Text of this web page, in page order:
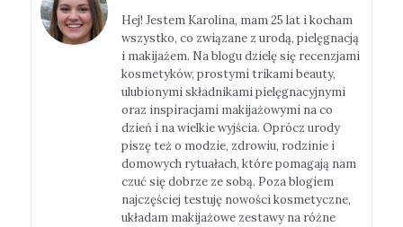
Hej! Jestem Karolina, mam 25 lat i kocham
wszystko, co związane z urodą, pielęgnacją
i makijażem. Na blogu dzielę się recenzjami
kosmetyków, prostymi trikami beauty,
ulubionymi składnikami pielęgnacyjnymi
oraz inspiracjami makijażowymi na co
dzień i na wielkie wyjścia. Oprócz urody
piszę też o modzie, zdrowiu, rodzinie i
domowych rytuałach, które pomagają nam
czuć się dobrze ze sobą. Poza blogiem
najczęściej testuję nowości kosmetyczne,
układam makijażowe zestawy na różne